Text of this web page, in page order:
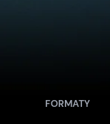
FORMATY